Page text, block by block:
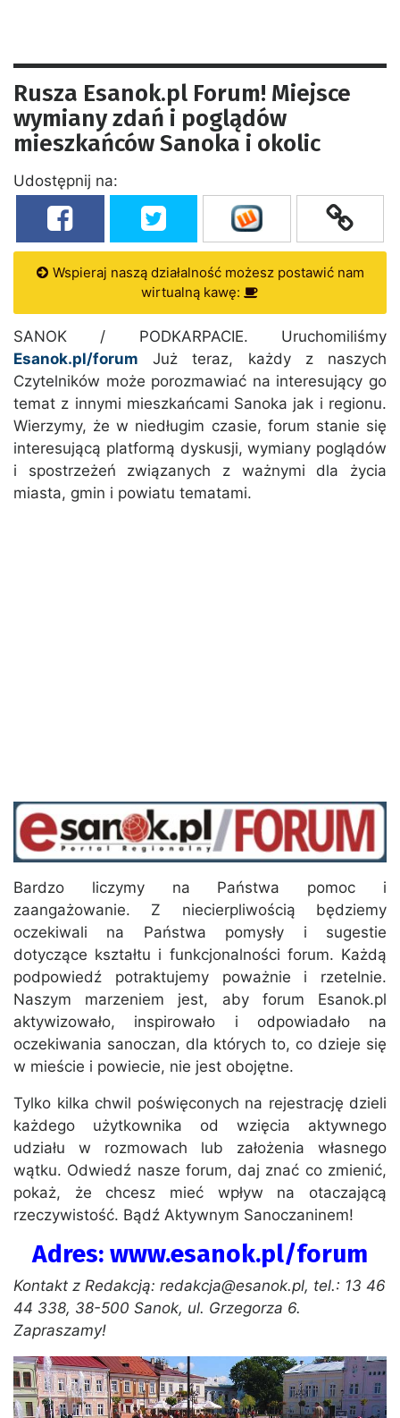
Rusza Esanok.pl Forum! Miejsce
wymiany zdań i poglądów
mieszkańców Sanoka i okolic
Udostępnij na:
Wspieraj naszą działalność możesz postawić nam
wirtualną kawę:
SANOK / PODKARPACIE. Uruchomiliśmy
Esanok.pl/forum Już teraz, każdy z naszych
Czytelników może porozmawiać na interesujący go
temat z innymi mieszkańcami Sanoka jak i regionu.
Wierzymy, że w niedługim czasie, forum stanie się
interesującą platformą dyskusji, wymiany poglądów
i spostrzeżeń związanych z ważnymi dla życia
miasta, gmin i powiatu tematami.
Bardzo liczymy na Państwa pomoc i
zaangażowanie. Z niecierpliwością będziemy
oczekiwali na Państwa pomysły i sugestie
dotyczące kształtu i funkcjonalności forum. Każdą
podpowiedź potraktujemy poważnie i rzetelnie.
Naszym marzeniem jest, aby forum Esanok.pl
aktywizowało, inspirowało i odpowiadało na
oczekiwania sanoczan, dla których to, co dzieje się
w mieście i powiecie, nie jest obojętne.
Tylko kilka chwil poświęconych na rejestrację dzieli
każdego użytkownika od wzięcia aktywnego
udziału w rozmowach lub założenia własnego
wątku. Odwiedź nasze forum, daj znać co zmienić,
pokaż, że chcesz mieć wpływ na otaczającą
rzeczywistość. Bądź Aktywnym Sanoczaninem!
Adres: www.esanok.pl/forum
Kontakt z Redakcją: redakcja@esanok.pl, tel.: 13 46
44 338, 38-500 Sanok, ul. Grzegorza 6.
Zapraszamy!